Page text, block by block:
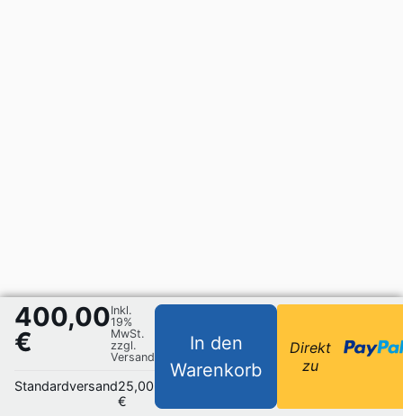
400,00
€
Inkl.
19%
MwSt.
zzgl.
Versand
Standardversand25,00
€
In den
Warenkorb
Direkt
zu